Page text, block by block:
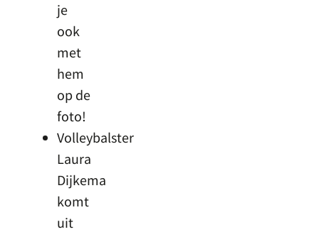
je
ook
met
hem
op de
foto!
Volleybalster
Laura
Dijkema
komt
uit